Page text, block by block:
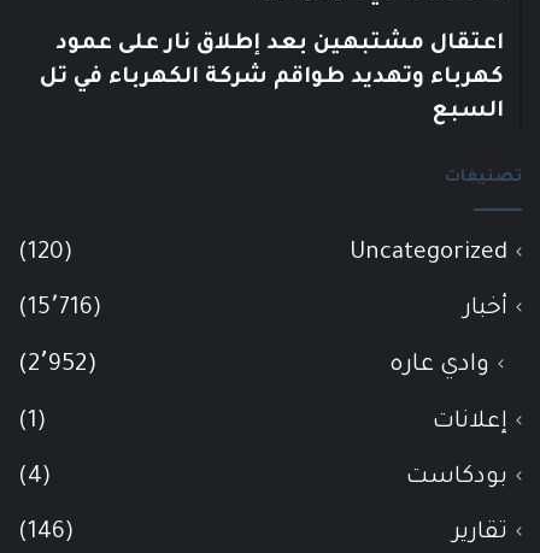
اعتقال مشتبهين بعد إطلاق نار على عمود
كهرباء وتهديد طواقم شركة الكهرباء في تل
السبع
تصنيفات
Uncategorized
(120)
أخبار (15٬716)
وادي عاره (2٬952)
إعلانات (1)
بودكاست (4)
تقارير (146)